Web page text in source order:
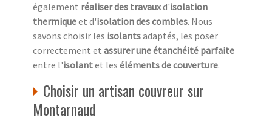
également réaliser des travauxd'isolation
thermiqueet d'isolation des combles. Nous
savons choisir les isolantsadaptés, les poser
correctement et assurer une étanchéité parfaite
entre l'isolantet les éléments de couverture.
Choisir un artisan couvreur sur
Montarnaud